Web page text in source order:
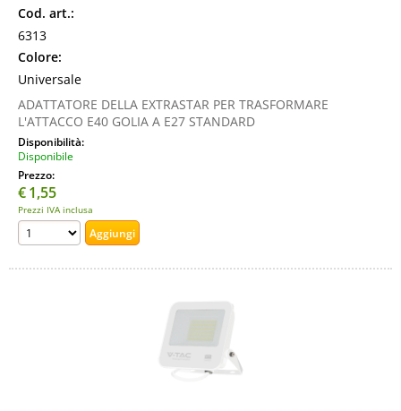
Cod. art.:
6313
Colore:
Universale
ADATTATORE DELLA EXTRASTAR PER TRASFORMARE
L'ATTACCO E40 GOLIA A E27 STANDARD
Disponibilità:
Disponibile
Prezzo:
€1,55
Prezzi IVA inclusa